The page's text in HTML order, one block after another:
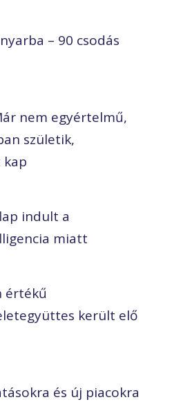
– 90 csodás
nem egyértelmű,
születik,
indult a
miatt
értékű
került elő
és új piacokra